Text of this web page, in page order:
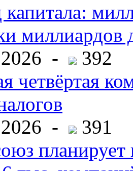
капитала:
миллиардов
-
392
четвёртая
-
391
планирует